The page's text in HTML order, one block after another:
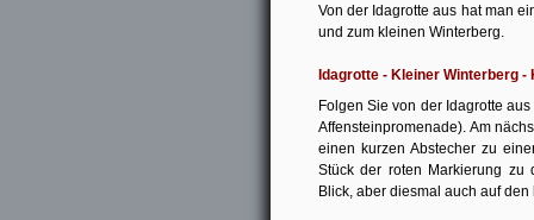
Von der Idagrotte aus hat man
und zum kleinen Winterberg.
Idagrotte - Kleiner Winterberg -
Folgen Sie von der Idagrotte
Affensteinpromenade). Am
einen kurzen Abstecher zu
Stück der roten Markierung zu
Blick, aber diesmal auch auf